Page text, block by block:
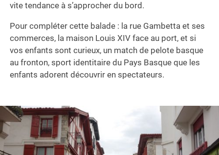
vite tendance à s’approcher du bord.
Pour compléter cette balade : la rue Gambetta et ses
commerces, la maison Louis XIV face au port, et si
vos enfants sont curieux, un match de pelote basque
au fronton, sport identitaire du Pays Basque que les
enfants adorent découvrir en spectateurs.